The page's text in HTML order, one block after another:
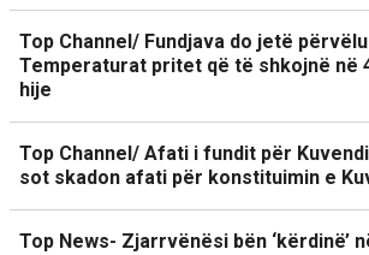
Top Channel/ Fundjava do jetë
Temperaturat pritet që të shkojnë në
hije
Top Channel/ Afati i fundit për
sot skadon afati për konstituimin e
Top News- Zjarrvënësi bën ‘kërdinë’